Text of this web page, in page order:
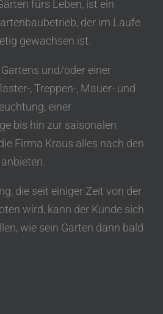
fürs Leben, ist ein
der im Laufe
gewachsen ist.
und/oder einer
, Treppen-, Mauer- und
einer
bis hin zur saisonalen
Firma Kraus alles nach den
die seit einiger Zeit von der
wird, kann der Kunde sich
wie sein Garten dann bald